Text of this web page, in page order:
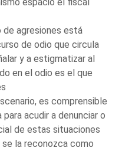
agresiones está
de odio que circula
y a estigmatizar al
en el odio es el que
es comprensible
acudir a denunciar o
de estas situaciones
se la reconozca como